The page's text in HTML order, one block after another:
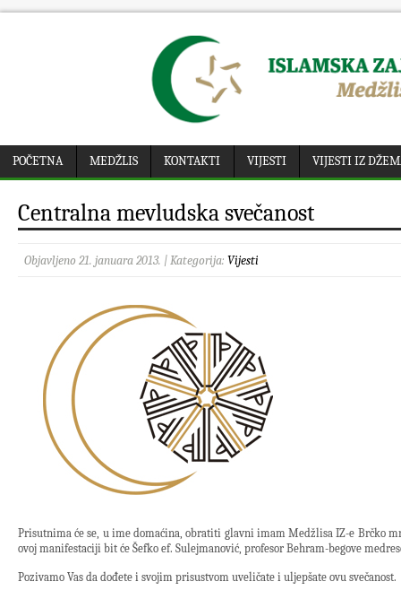
POČETNA MEDŽLIS KONTAKTI VIJESTI VIJESTI IZ
Centralna mevludska svečanost
Objavljeno 21. januara 2013. | Kategorija: Vijesti
Prisutnima će se, u ime domaćina, obratiti glavni imam Medžlisa IZ-e Brčko
ovoj manifestaciji bit će Šefko ef. Sulejmanović, profesor Behram-begove
Pozivamo Vas da dođete i svojim prisustvom uveličate i uljepšate ovu svečanost.